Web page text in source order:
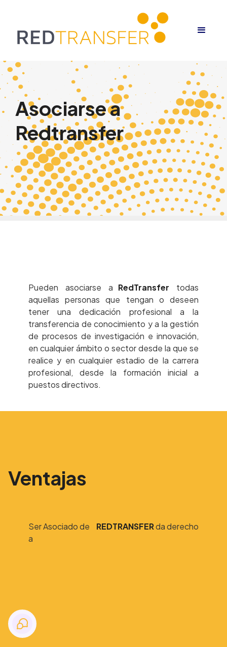
Asociarse a
Redtransfer
Pueden asociarse a RedTransfer todas
aquellas personas que tengan o deseen
tener una dedicación profesional a la
transferencia de conocimiento y a la gestión
de procesos de investigación e innovación,
en cualquier ámbito o sector desde la que se
realice y en cualquier estadio de la carrera
profesional, desde la formación inicial a
puestos directivos.
Ventajas
Ser Asociado de REDTRANSFERda derecho
a